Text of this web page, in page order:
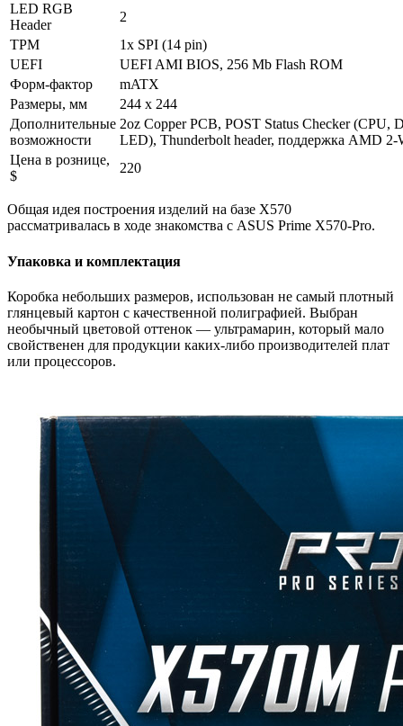
LED RGB
Header
2
TPM
1x SPI (14 pin)
UEFI
UEFI AMI BIOS, 256 Mb Flash ROM
Форм-фактор
mATX
Размеры, мм
244 x 244
Дополнительные
возможности
2oz Copper PCB, POST Status Checker
LED), Thunderbolt header, поддержка AMD 2-
Цена в рознице,
$
220
Общая идея построения изделий на базе X570
рассматривалась в ходе знакомства с ASUS Prime X570-Pro.
Упаковка и комплектация
Коробка небольших размеров, использован не самый плотный
глянцевый картон с качественной полиграфией. Выбран
необычный цветовой оттенок — ультрамарин, который мало
свойственен для продукции каких-либо производителей плат
или процессоров.